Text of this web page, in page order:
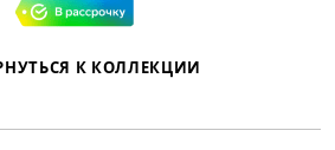
К КОЛЛЕКЦИИ